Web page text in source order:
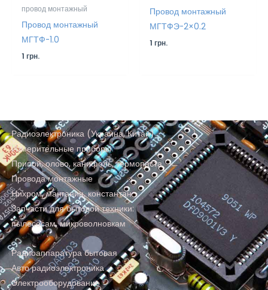
провод монтажный
Провод монтажный
МГТФ-1.0
1грн.
Провод монтажный
МГТФЭ-2×0.2
1грн.
Радиоэлектроника (Украина, Китай)
Измерительные приборы
Припой, олово, канифоль, термопаста
Провода монтажные
Нихром, манганин, константан
Запчасти для бытовой техники:
пылесосам, микроволновкам
Радиоаппаратура бытовая
Авто радиоэлектроника
Электрооборудование